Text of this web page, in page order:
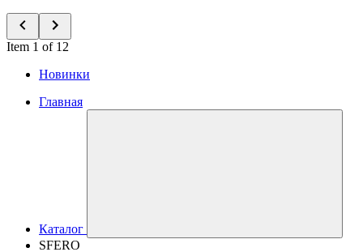
Item 1 of 12
Новинки
Главная
Каталог
SFERO